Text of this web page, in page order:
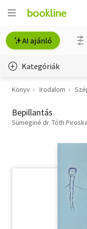
AI ajánló
Kategóriák
Életmód, egészség
Erotika
Könyv Irodalom
Bepillantás
Sümeginé dr. Tóth Piroska